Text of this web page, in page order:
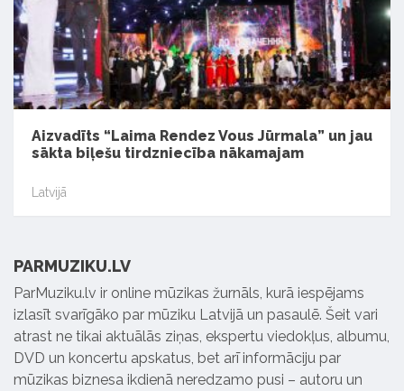
Aizvadīts “Laima Rendez Vous Jūrmala” un jau
sākta biļešu tirdzniecība nākamajam
Latvijā
PARMUZIKU.LV
ParMuziku.lv ir online mūzikas žurnāls, kurā iespējams
izlasīt svarīgāko par mūziku Latvijā un pasaulē. Šeit vari
atrast ne tikai aktuālās ziņas, ekspertu viedokļus, albumu,
DVD un koncertu apskatus, bet arī informāciju par
mūzikas biznesa ikdienā neredzamo pusi – autoru un